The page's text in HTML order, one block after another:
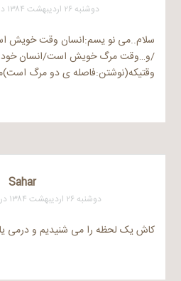
دوشنبه ۲۶ اردیبهشت ۱۳۸۴ در ۲:۵۱ قبل از ظهر
سلام..می نو یسم:انسان وقت خویش
/و…وقت مرگ خویش است/انسان خود
وقتیکه(نوشتن:فاصله ی دو مرگ
Sahar
دوشنبه ۲۶ اردیبهشت ۱۳۸۴ در ۱۲:۴۴ بعد از ظهر
کاش یک لحظه را می شنیدیم و درمی